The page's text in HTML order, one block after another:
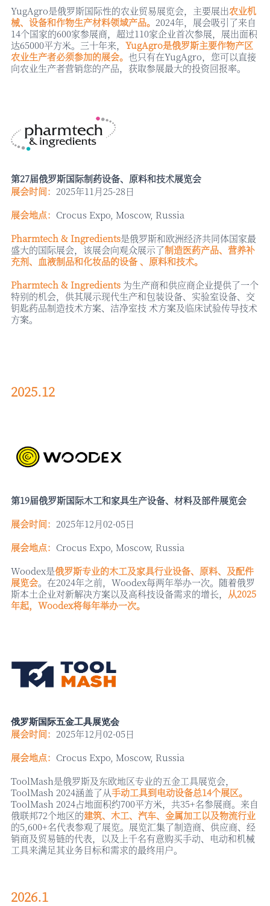
YugAgro是俄罗斯国际性的农业贸易展览会，主要展出农业机
械、设备和作物生产材料领域产品。 2024年，展会吸引了来自
14个国家的600家参展商，超过110家企业首次参展，展出面积
达65000平方米。三十年来， YugAgro是俄罗斯主要作物产区
农业生产者必须参加的展会。 也只有在YugAgro，您可以直接
向农业生产者营销您的产品，获取参展最大的投资回报率。
第27届俄罗斯国际制药设备、原料和技术展览会
展会时间： 2025年11月25-28日
展会地点： Crocus Expo, Moscow, Russia
Pharmtech & Ingredients是俄罗斯和欧洲经济共同体国家最
盛大的国际展会，该展会向观众展示了制造医药产品、营养补
充剂、血液制品和化妆品的设备、原料和技术。
Pharmtech & Ingredients 为生产商和供应商企业提供了一个
特别的机会，供其展示现代生产和包装设备、实验室设备、交
钥匙药品制造技术方案、洁净室技 术方案及临床试验传导技术
方案。
2025.12
第19届俄罗斯国际木工和家具生产设备、材料及部件展览会
展会时间： 2025年12月02-05日
展会地点： Crocus Expo, Moscow, Russia
Woodex是俄罗斯专业的木工及家具行业设备、原料、及配件
展览会。在2024年之前，Woodex每两年举办一次。随着俄罗
斯本土企业对新解决方案以及高科技设备需求的增长， 从2025
年起，Woodex将每年举办一次。
俄罗斯国际五金工具展览会
展会时间： 2025年12月02-05日
展会地点： Crocus Expo, Moscow, Russia
ToolMash是俄罗斯及东欧地区专业的五金工具展览会，
ToolMash 2024涵盖了从手动工具到电动设备总14个展区。
ToolMash 2024占地面积约700平方米，共35+名参展商。来自
俄联邦72个地区的建筑、木工、汽车、金属加工以及物流行业
的5,600+名代表参观了展览。展览汇集了制造商、供应商、经
销商及贸易链的代表，以及上千名有意购买手动、电动和机械
工具来满足其业务目标和需求的最终用户。
2026.1